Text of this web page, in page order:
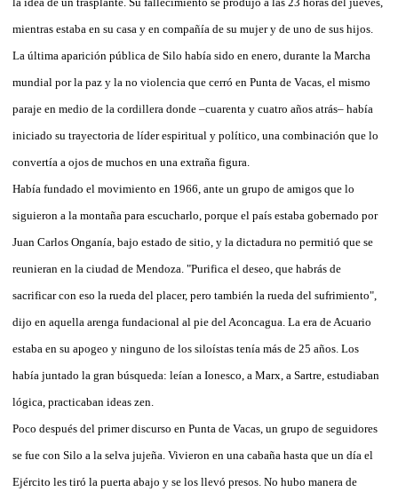
mientras estaba en su casa y en compañía de su mujer y de uno de sus hijos.
La última aparición pública de Silo había sido en enero, durante la Marcha
mundial por la paz y la no violencia que cerró en Punta de Vacas, el mismo
paraje en medio de la cordillera donde –cuarenta y cuatro años atrás– había
iniciado su trayectoria de líder espiritual y político, una combinación que lo
convertía a ojos de muchos en una extraña figura.
Había fundado el movimiento en 1966, ante un grupo de amigos que lo
siguieron a la montaña para escucharlo, porque el país estaba gobernado por
Juan Carlos Onganía, bajo estado de sitio, y la dictadura no permitió que se
reunieran en la ciudad de Mendoza. "Purifica el deseo, que habrás de
sacrificar con eso la rueda del placer, pero también la rueda del sufrimiento",
dijo en aquella arenga fundacional al pie del Aconcagua. La era de Acuario
estaba en su apogeo y ninguno de los siloístas tenía más de 25 años. Los
había juntado la gran búsqueda: leían a Ionesco, a Marx, a Sartre, estudiaban
lógica, practicaban ideas zen.
Poco después del primer discurso en Punta de Vacas, un grupo de seguidores
se fue con Silo a la selva jujeña. Vivieron en una cabaña hasta que un día el
Ejército les tiró la puerta abajo y se los llevó presos. No hubo manera de